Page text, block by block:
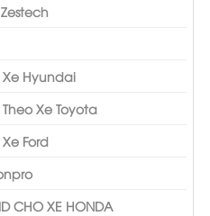
Hyundai
Xe Toyota
Ford
CHO XE HONDA